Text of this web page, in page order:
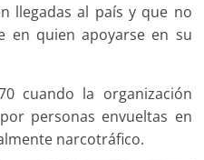
llegadas al país y que no
en quien apoyarse en su
cuando la organización
personas envueltas en
narcotráfico.